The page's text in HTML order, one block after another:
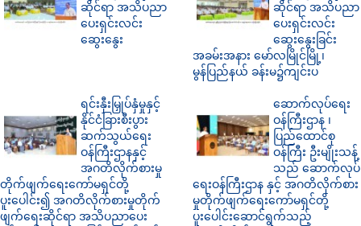
ဆိုင်ရာ အသိပညာ
ပေးရှင်းလင်း
ဆွေးနွေး
ဆိုင်ရာ အသိပညာ
ပေးရှင်းလင်း
ဆွေးနွေးခြင်း
အခမ်းအနား မော်လမြိုင်မြို့၊
မွန်ပြည်နယ် ခန်းမ၌ကျင်းပ
ရင်းနှီးမြှုပ်နှံမှုနှင့်
နိုင်ငံခြားစီးပွား
ဆက်သွယ်ရေး
ဝန်ကြီးဌာနနှင့်
အဂတိလိုက်စားမှု
တိုက်ဖျက်ရေးကော်မရှင်တို့
ပူးပေါင်း၍ အဂတိလိုက်စားမှုတိုက်
ဖျက်ရေးဆိုင်ရာ အသိပညာပေး
ဆောက်လုပ်ရေး
ဝန်ကြီးဌာန ၊
ပြည်ထောင်စု
ဝန်ကြီး ဦးမျိုးသန့်
သည် ဆောက်လုပ်
ရေးဝန်ကြီးဌာန နှင့် အဂတိလိုက်စား
မှုတိုက်ဖျက်ရေးကော်မရှင်တို့
ပူးပေါင်းဆောင်ရွက်သည့်